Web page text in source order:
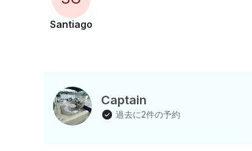
Santiago
Captain
過去に2件の予約